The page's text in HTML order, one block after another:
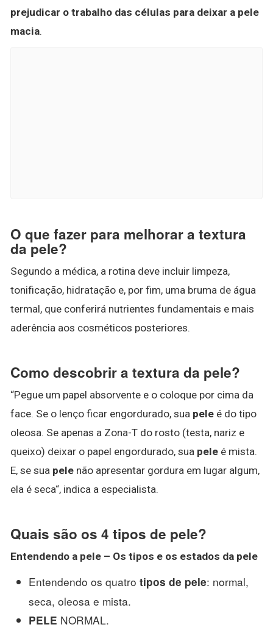
prejudicar o trabalho das células para deixar a pele
macia.
O que fazer para melhorar a textura
da pele?
Segundo a médica, a rotina deve incluir limpeza,
tonificação, hidratação e, por fim, uma bruma de água
termal, que conferirá nutrientes fundamentais e mais
aderência aos cosméticos posteriores.
Como descobrir a textura da pele?
“Pegue um papel absorvente e o coloque por cima da
face. Se o lenço ficar engordurado, sua pele é do tipo
oleosa. Se apenas a Zona-T do rosto (testa, nariz e
queixo) deixar o papel engordurado, sua pele é mista.
E, se sua pele não apresentar gordura em lugar algum,
ela é seca“, indica a especialista.
Quais são os 4 tipos de pele?
Entendendo a pele – Os tipos e os estados da pele
Entendendo os quatro tipos de pele: normal,
seca, oleosa e mista.
PELE NORMAL.